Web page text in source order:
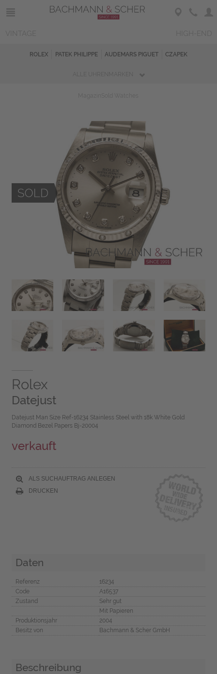
ROLEX PATEK PHILIPPE AUDEMARS PIGUET CZAPEK
Rolex
Datejust
Datejust Man Size Ref-16234 Stainless Steel with 18k White Gold
Diamond Bezel Papers Bj-20004
verkauft
ALS SUCHAUFTRAG ANLEGEN
DRUCKEN
Daten
Referenz
16234
Code
A16537
Zustand
Sehr gut
Mit Papieren
Produktionsjahr
2004
Besitz von
Bachmann & Scher GmbH
Beschreibung